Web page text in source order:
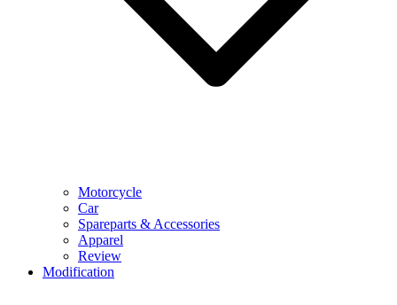
Motorcycle
Car
Spareparts & Accessories
Apparel
Review
Modification